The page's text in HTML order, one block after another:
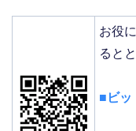
k
r
お役
ると
■ビッ